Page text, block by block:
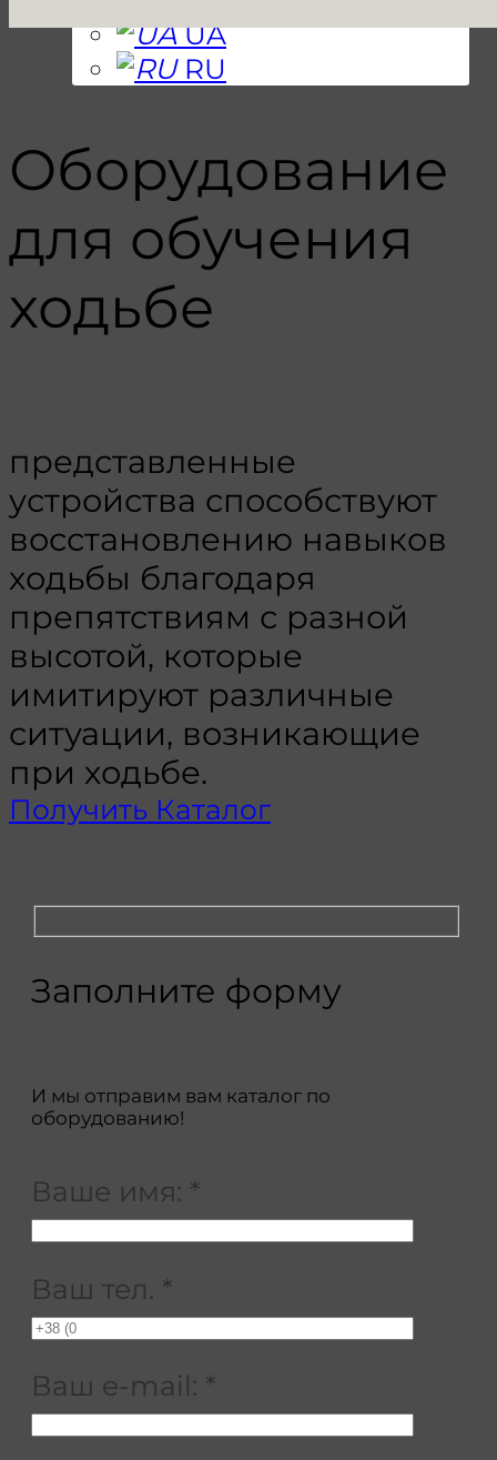
UA
RU
Оборудование
для обучения
ходьбе
представленные
устройства способствуют
восстановлению навыков
ходьбы благодаря
препятствиям с разной
высотой, которые
имитируют различные
ситуации, возникающие
при ходьбе.
Получить Каталог
Заполните форму
И мы отправим вам каталог по
оборудованию!
Ваше имя: *
Ваш тел. *
Ваш e-mail: *